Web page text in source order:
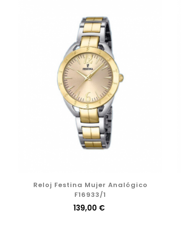
Reloj Festina Mujer Analógico
F16933/1
Precio
139,00 €